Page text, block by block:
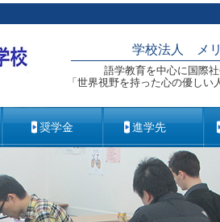
学校法人 メ
語学教育を中心に国際
「世界視野を持った心の優しい
奨学金 進学先